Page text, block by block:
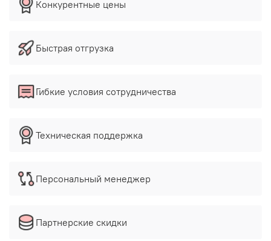
Конкурентные цены
Быстрая отгрузка
Гибкие условия сотрудничества
Техническая поддержка
Персональный менеджер
Партнерские скидки